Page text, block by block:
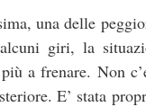
una delle
giri, la
a frenare. Non
E’ stata